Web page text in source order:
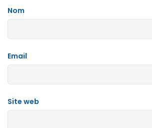
Nom
Email
Site web